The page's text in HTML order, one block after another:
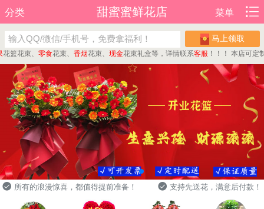
分类 甜蜜蜜鲜花店 菜单
马上领取
花束、零食 花束、香烟 花束、现金 花束礼盒等，详情联系客服！！！ 本店可定制蛋
所有的浪漫惊喜，都值得提前准备！ 支持先送花，满意后付款！